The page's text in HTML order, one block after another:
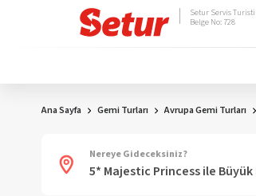
Setur Servis
Belge No: 728
Ana Sayfa Gemi Turları Avrupa Gemi Turları
Nereye Gideceksiniz?